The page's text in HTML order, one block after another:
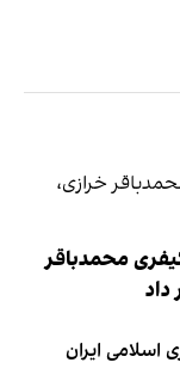
محمدباقر
داد
اسلامی ایران